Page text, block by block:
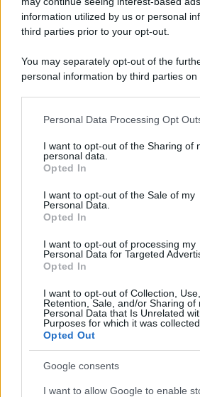
information utilized by us or personal
third parties prior to your opt-out.
You may separately opt-out of the
personal information by third parties on
This information may also be disclosed
disclose it to other third parties.
Please note that this website/app uses
services and may gather and store
not limited to your visit or usage
grant or deny consent to Google and
consent section.
Personal Data Processing Opt
I want to opt-out of the Sharing of
personal data.
Opted In
I want to opt-out of the Sale of my
Personal Data.
Opted In
I want to opt-out of processing my
Personal Data for Targeted
Opted In
I want to opt-out of Collection, Use,
Retention, Sale, and/or Sharing of
Personal Data that Is Unrelated
Purposes for which it was collected.
Opted Out
Google consents
I want to allow Google to enable
Day Travel 365
Home Magazine 365
SecondHomeMagazine
InvestirMag
Germania
Investieren24
UK
Lgbtq News
Investeren 24
NL Newz